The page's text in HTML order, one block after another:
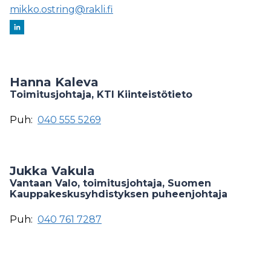
mikko.ostring@rakli.fi
Hanna Kaleva
Toimitusjohtaja, KTI Kiinteistötieto
Puh: 040 555 5269
Jukka Vakula
Vantaan Valo, toimitusjohtaja, Suomen
Kauppakeskusyhdistyksen puheenjohtaja
Puh: 040 761 7287